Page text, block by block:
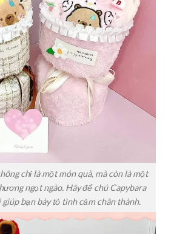
chỉ là một món quà, mà còn là một
ngọt ngào. Hãy để chú Capybara
bạn bày tỏ tình cảm chân thành.